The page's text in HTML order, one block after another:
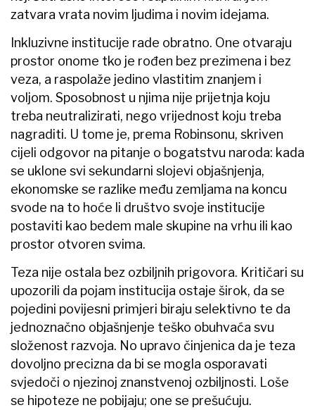
zatvara vrata novim ljudima i novim idejama.
Inkluzivne institucije rade obratno. One otvaraju
prostor onome tko je rođen bez prezimena i bez
veza, a raspolaže jedino vlastitim znanjem i
voljom. Sposobnost u njima nije prijetnja koju
treba neutralizirati, nego vrijednost koju treba
nagraditi. U tome je, prema Robinsonu, skriven
cijeli odgovor na pitanje o bogatstvu naroda: kada
se uklone svi sekundarni slojevi objašnjenja,
ekonomske se razlike među zemljama na koncu
svode na to hoće li društvo svoje institucije
postaviti kao bedem male skupine na vrhu ili kao
prostor otvoren svima.
Teza nije ostala bez ozbiljnih prigovora. Kritičari su
upozorili da pojam institucija ostaje širok, da se
pojedini povijesni primjeri biraju selektivno te da
jednoznačno objašnjenje teško obuhvaća svu
složenost razvoja. No upravo činjenica da je teza
dovoljno precizna da bi se mogla osporavati
svjedoči o njezinoj znanstvenoj ozbiljnosti. Loše
se hipoteze ne pobijaju; one se prešućuju.